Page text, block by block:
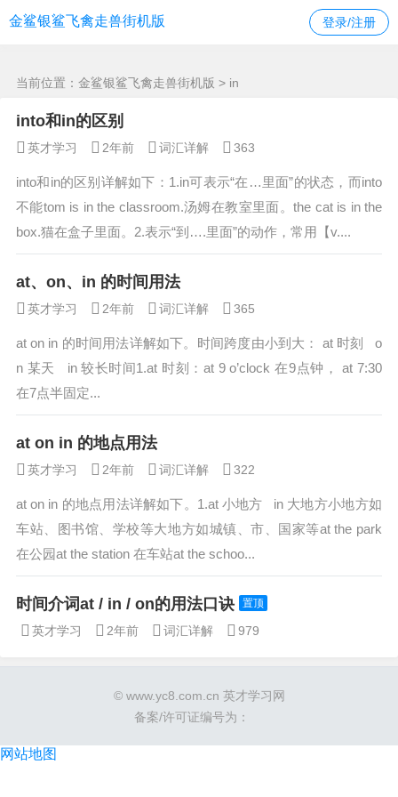
金鲨银鲨飞禽走兽街机版
登录/注册
当前位置： 金鲨银鲨飞禽走兽街机版 > in
into和in的区别
英才学习 2年前 词汇详解 363
into和in的区别详解如下：1.in可表示“在…里面”的状态，而into
不能tom is in the classroom.汤姆在教室里面。the cat is in the
box.猫在盒子里面。2.表示“到….里面”的动作，常用【v....
at、on、in 的时间用法
英才学习 2年前 词汇详解 365
at on in 的时间用法详解如下。时间跨度由小到大： at 时刻 o
n 某天 in 较长时间1.at 时刻：at 9 o’clock 在9点钟， at 7:30
在7点半固定...
at on in 的地点用法
英才学习 2年前 词汇详解 322
at on in 的地点用法详解如下。1.at 小地方 in 大地方小地方如
车站、图书馆、学校等大地方如城镇、市、国家等at the park
在公园at the station 在车站at the schoo...
时间介词at / in / on的用法口诀 置顶
英才学习 2年前 词汇详解 979
© www.yc8.com.cn 英才学习网
备案/许可证编号为：
网站地图